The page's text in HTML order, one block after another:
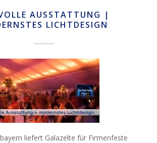
AUSSTATTUNG |
LICHTDESIGN
liefert Galazelte für Firmenfeste